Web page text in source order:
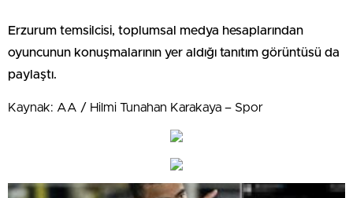
Erzurum temsilcisi, toplumsal medya hesaplarından
oyuncunun konuşmalarının yer aldığı tanıtım görüntüsü da
paylaştı.
Kaynak: AA / Hilmi Tunahan Karakaya – Spor